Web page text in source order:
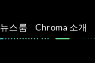
뉴스룸 Chroma 소개